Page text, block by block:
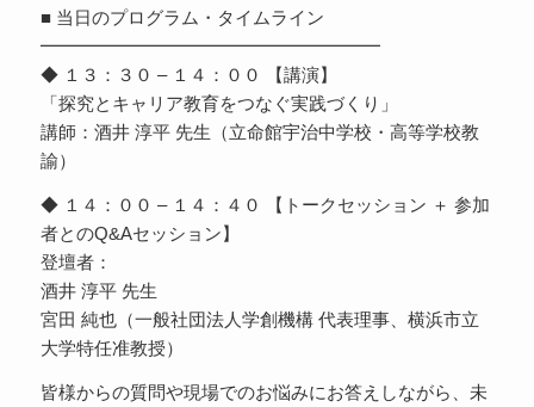
■ 当日のプログラム・タイムライン
━━━━━━━━━━━━━━━━━━━
◆ １３：３０ – １４：００ 【講演】
「探究とキャリア教育をつなぐ実践づくり」
講師：酒井 淳平 先生（立命館宇治中学校・高等学校教
諭）
◆ １４：００ – １４：４０ 【トークセッション ＋ 参加
者とのQ&Aセッション】
登壇者：
酒井 淳平 先生
宮田 純也（一般社団法人学創機構 代表理事、横浜市立
大学特任准教授）
皆様からの質問や現場でのお悩みにお答えしながら、未